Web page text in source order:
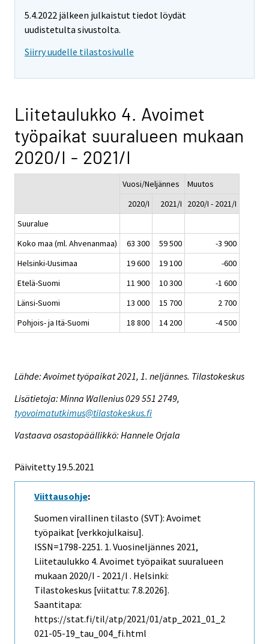
5.4.2022 jälkeen julkaistut tiedot löydät
uudistetulta sivustolta.
Siirry uudelle tilastosivulle
Liitetaulukko 4. Avoimet
työpaikat suuralueen mukaan
2020/I - 2021/I
Vuosi/Neljännes
Muutos
2020/I
2021/I
2020/I - 2021/I
Suuralue
Koko maa (ml. Ahvenanmaa)
63 300 59 500
-3 900
Helsinki-Uusimaa
19 600 19 100
-600
Etelä-Suomi
11 900 10 300
-1 600
Länsi-Suomi
13 000 15 700
2 700
Pohjois- ja Itä-Suomi
18 800 14 200 -4 500
Lähde: Avoimet työpaikat 2021, 1. neljännes. Tilastokeskus
Lisätietoja: Minna Wallenius 029 551 2749,
tyovoimatutkimus@tilastokeskus.fi
Vastaava osastopäällikkö: Hannele Orjala
Päivitetty 19.5.2021
Viittausohje:
Suomen virallinen tilasto (SVT): Avoimet
työpaikat [verkkojulkaisu].
ISSN=1798-2251. 1. Vuosineljännes 2021,
Liitetaulukko 4. Avoimet työpaikat suuralueen
mukaan 2020/I - 2021/I . Helsinki:
Tilastokeskus [viitattu: 7.8.2026].
Saantitapa:
https://stat.fi/til/atp/2021/01/atp_2021_01_2
021-05-19_tau_004_fi.html